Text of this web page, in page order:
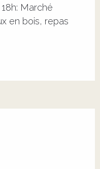
Marché
en bois, repas